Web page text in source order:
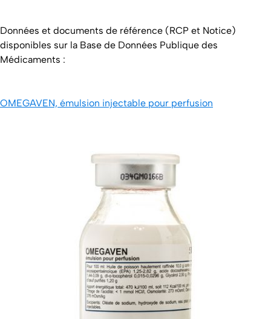
Données et documents de référence (RCP et Notice)
disponibles sur la Base de Données Publique des
Médicaments :
OMEGAVEN, émulsion injectable pour perfusion